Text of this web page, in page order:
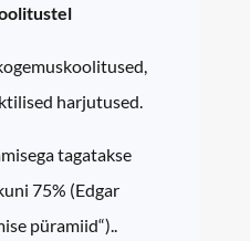
harjutused.
tagatakse
75% (Edgar
püramiid“)..